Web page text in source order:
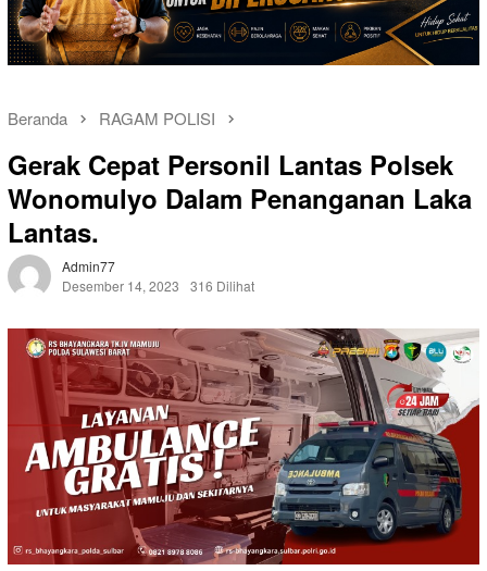
Beranda RAGAM POLISI
Gerak Cepat Personil Lantas Polsek
Wonomulyo Dalam Penanganan Laka
Lantas.
Admin77
Desember 14, 2023
316 Dilihat